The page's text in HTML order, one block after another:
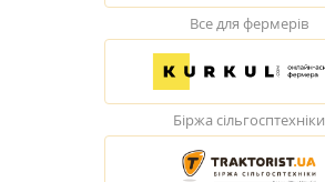
Все для фермерів
Біржа сільгосптехніки